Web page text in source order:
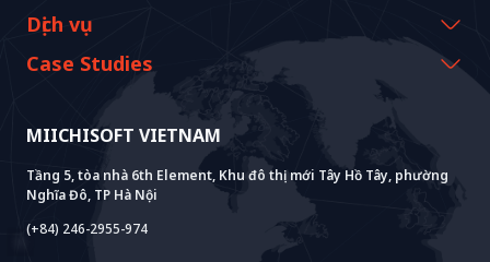
MIICHISOFT VIETNAM
Tầng 5, tòa nhà 6th Element, Khu đô thị mới Tây Hồ Tây, phường
Nghĩa Đô, TP Hà Nội
(+84) 246-2955-974
Thông điệp từ CEO
Lịch sử và cột mốc
Giá trị bền vững
Sự kiện & Webinars
Tài nguyên Miichisoft
Tin tức Miichisoft
FAQ
Dịch vụ
AI CO-CREATION
Phát Triển AI PoC
Core Lab
System Lab
Power Lab
Cloud Lab
AI+ SOLUTIONS
AI+ Products
Meet AI+
AI+ Package
VIETNAM BRIDGE
Mô Hình BOT
Hỗ Trợ Thành Lập Pháp Nhân
Case Studies
Thành tựu
Phỏng vấn khách hàng